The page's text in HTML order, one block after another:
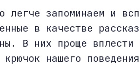
легче запоминаем и
в качестве
В них проще
крючок нашего